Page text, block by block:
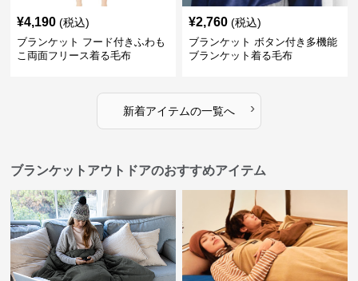
¥4,190 (税込)
ブランケット フード付きふわも
こ両面フリース着る毛布
¥2,760 (税込)
ブランケット ボタン付き多機能
ブランケット着る毛布
新着アイテムの一覧へ ›
ブランケットアウトドアのおすすめアイテム